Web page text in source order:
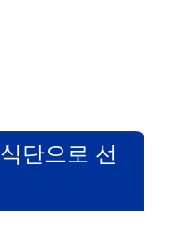
단으로 선